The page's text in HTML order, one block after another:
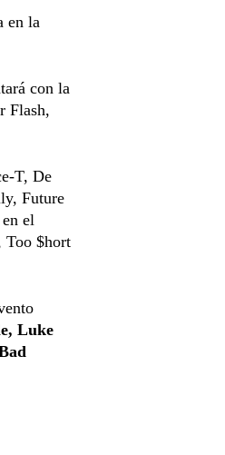
en la
con la
Flash,
T, De
Future
el
Too $hort
Luke